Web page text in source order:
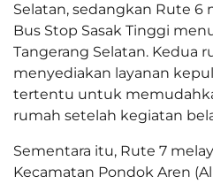
Selatan, sedangkan Rute 6
Bus Stop Sasak Tinggi
Tangerang Selatan. Kedua
menyediakan layanan
tertentu untuk
rumah setelah kegiatan
Sementara itu, Rute 7
Kecamatan Pondok Aren